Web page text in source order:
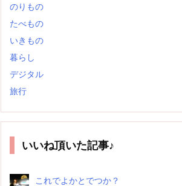
のりもの
たべもの
いきもの
暮らし
デジタル
旅行
いいね頂いた記事♪
これでよかとでつか？